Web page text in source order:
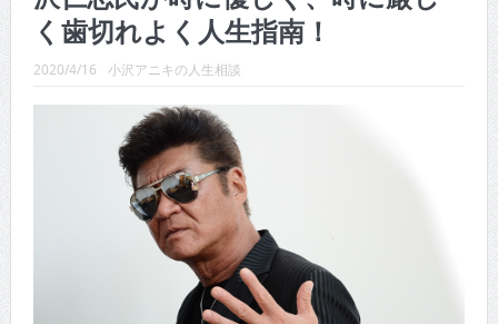
CINEMA×STYLE 286号
CINEMA×STYLE 285号
CINEMA×STYLE 294号
く歯切れよく人生指南！
2020/4/16 小沢アニキの人生相談